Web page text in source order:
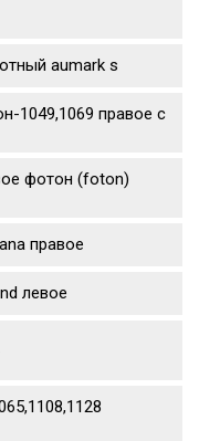
aumark s
1049,1069 правое с
фотон (foton)
правое
левое